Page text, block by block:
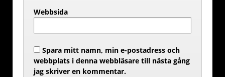
Webbsida
Spara mitt namn, min e-postadress och
webbplats i denna webbläsare till nästa gång
jag skriver en kommentar.